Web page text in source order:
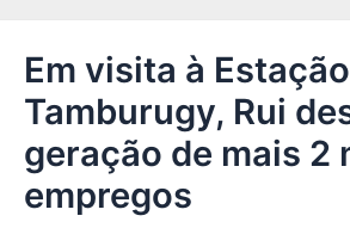
Em visita à Estação
Tamburugy, Rui
geração de mais 2
empregos